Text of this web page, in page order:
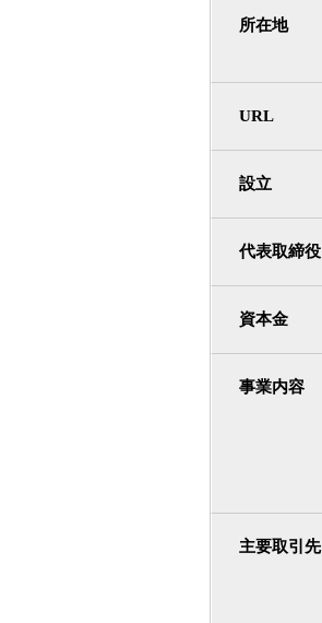
所在地
URL
設立
代表取締役
資本金
事業内容
主要取引先